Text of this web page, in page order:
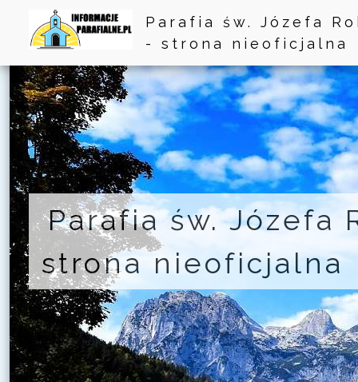
Parafia św. Józefa
- strona nieoficjalna
Parafia św. Józefa
strona nieoficjalna